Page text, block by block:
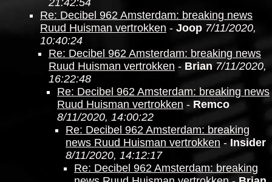
21:42:54
Re: Decibel 962 Amsterdam: breaking news
Ruud Huisman vertrokken - Joop 7/11/2020,
10:40:24
Re: Decibel 962 Amsterdam: breaking news
Ruud Huisman vertrokken - Brian 7/11/2020,
16:22:48
Re: Decibel 962 Amsterdam: breaking news
Ruud Huisman vertrokken - Remco
8/11/2020, 14:00:22
Re: Decibel 962 Amsterdam: breaking
news Ruud Huisman vertrokken -Insider
8/11/2020, 14:12:17
Re: Decibel 962 Amsterdam: breaking